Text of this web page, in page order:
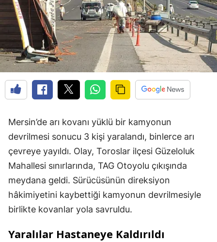
Mersin’de arı kovanı yüklü bir kamyonun
devrilmesi sonucu 3 kişi yaralandı, binlerce arı
çevreye yayıldı. Olay, Toroslar ilçesi Güzeloluk
Mahallesi sınırlarında, TAG Otoyolu çıkışında
meydana geldi. Sürücüsünün direksiyon
hâkimiyetini kaybettiği kamyonun devrilmesiyle
birlikte kovanlar yola savruldu.
Yaralılar Hastaneye Kaldırıldı